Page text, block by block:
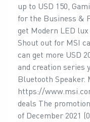
up to USD 150,
for the Business &
get Modern LED
Shout out for MSI
can get more USD
and creation series
Bluetooth Speaker.
https://
deals The
of December 2021